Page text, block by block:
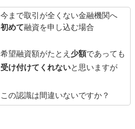
今まで取引が全くない金融機関へ
初めて融資を申し込む場合
希望融資額がたとえ 少額であっても
受け付けてくれないと思いますが
この認識は間違いないですか？